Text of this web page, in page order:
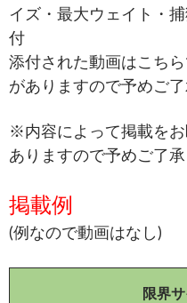
イズ・最大ウェイト・
付
添付された動画はこち
がありますので予めご
※内容によって掲載を
ありますので予めご了
掲載例
(例なので動画はなし)
限界